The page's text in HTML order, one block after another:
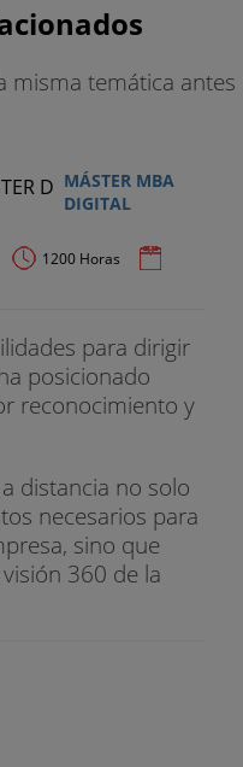
de máximo
EAE – Escuela
el Máster tendrán la
en diferentes
al estudio y se
que se está
disposición la
acceso a la bolsa se
del campus virtual.
a disposición de
incorporar a
Administración de
selección.
misma temática antes
MÁSTER MBA
DIGITAL
1200 Horas
para dirigir
posicionado
reconocimiento y
distancia no solo
necesarios para
sino que
360 de la